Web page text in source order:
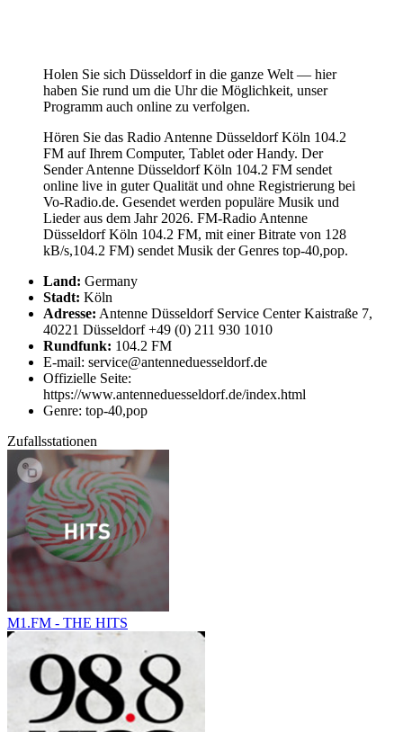
Holen Sie sich Düsseldorf in die ganze Welt — hier
haben Sie rund um die Uhr die Möglichkeit, unser
Programm auch online zu verfolgen.
Hören Sie das Radio Antenne Düsseldorf Köln 104.2
FM auf Ihrem Computer, Tablet oder Handy. Der
Sender Antenne Düsseldorf Köln 104.2 FM sendet
online live in guter Qualität und ohne Registrierung bei
Vo-Radio.de. Gesendet werden populäre Musik und
Lieder aus dem Jahr 2026. FM-Radio Antenne
Düsseldorf Köln 104.2 FM, mit einer Bitrate von 128
kB/s,104.2 FM) sendet Musik der Genres top-40,pop.
Land: Germany
Stadt: Köln
Adresse: Antenne Düsseldorf Service Center Kaistraße 7,
40221 Düsseldorf +49 (0) 211 930 1010
Rundfunk: 104.2 FM
E-mail: service@antenneduesseldorf.de
Offizielle Seite:
https://www.antenneduesseldorf.de/index.html
Genre: top-40,pop
Zufallsstationen
M1.FM - THE HITS